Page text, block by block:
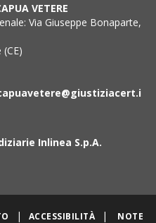
VETERE
Via Giuseppe Bonaparte,
Inlinea S.p.A.
| ACCESSIBILITÀ |
NOTE